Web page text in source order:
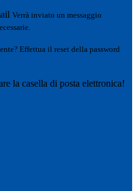
Verrà inviato un messaggio
Effettua il reset della password
la casella di posta elettronica!